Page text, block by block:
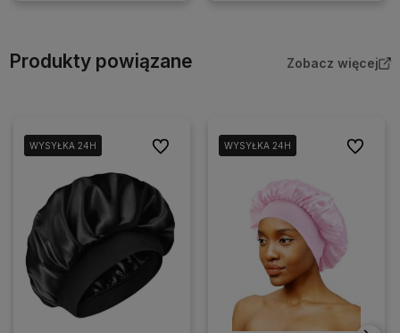
Produkty powiązane Zobacz więcej
WYSYŁKA 24H
WYSYŁKA 24H Do ulubionychWYSYŁKA 24H
WYSYŁKA 24H Do